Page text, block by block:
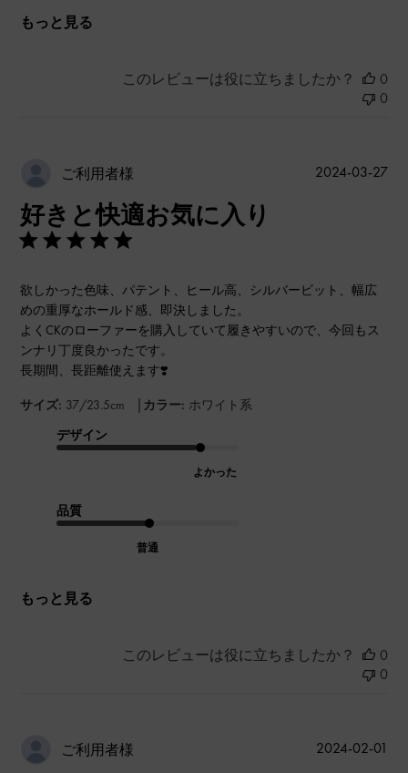
もっと見る
このレビューは役に立ちましたか？
0
0
ご利用者様
好きと快適お気に入り
欲しかった色味、パテント、ヒール高、シルバービット、幅広
めの重厚なホールド感、即決しました。
よくCKのローファーを購入していて履きやすいので、今回もス
ンナリ丁度良かったです。
長期間、長距離使えます❣️
サイズ: 37/23.5cm | カラー: ホワイト系
デザイン
よかった
品質
普通
もっと見る
公
2024-03-27
このレビューは役に立ちましたか？
0
0
ご利用者様 2024-02-01